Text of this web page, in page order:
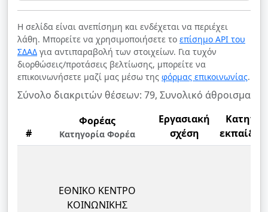
Η σελίδα είναι ανεπίσημη και ενδέχεται να περιέχει
λάθη. Μπορείτε να χρησιμοποιήσετε το επίσημο API του
ΣΔΑΔ για αντιπαραβολή των στοιχείων. Για τυχόν
διορθώσεις/προτάσεις βελτίωσης, μπορείτε να
επικοινωνήσετε μαζί μας μέσω της φόρμας επικοινωνίας.
Σύνολο διακριτών θέσεων: 79, Συνολικό άθροισμα
#
Φορέας
Κατηγορία Φορέα
Εργασιακή
σχέση
ΕΘΝΙΚΟ ΚΕΝΤΡΟ
ΚΟΙΝΩΝΙΚΗΣ